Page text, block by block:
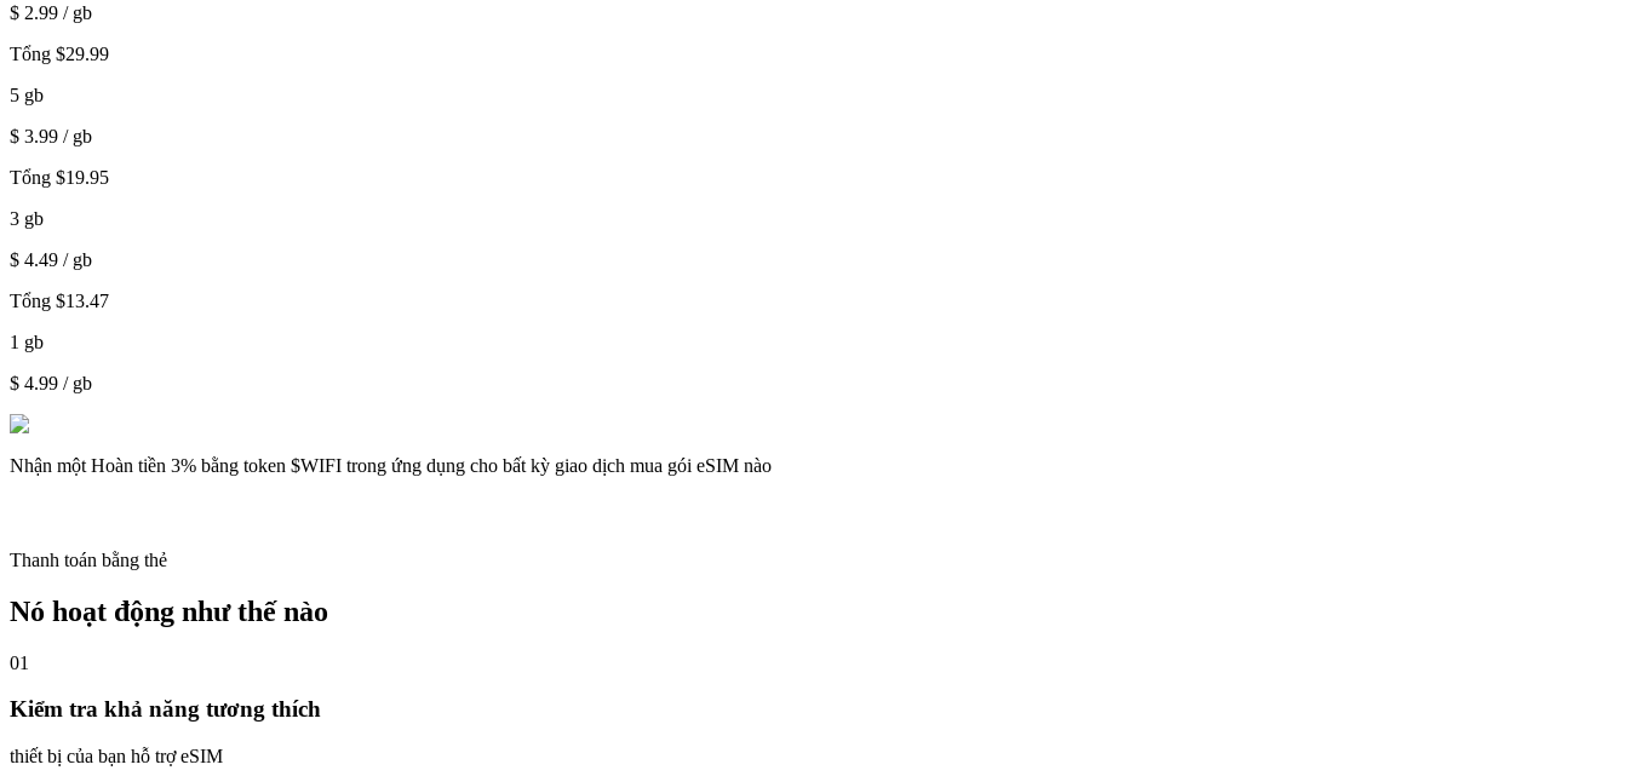
$ 2.99 / gb
Tổng $29.99
5 gb
$ 3.99 / gb
Tổng $19.95
3 gb
$ 4.49 / gb
Tổng $13.47
1 gb
$ 4.99 / gb
Nhận một Hoàn tiền 3% bằng token $WIFI trong ứng dụng cho bất kỳ giao dịch mua gói eSIM nào
Thanh toán bằng thẻ
Nó hoạt động như thế nào
01
Kiểm tra khả năng tương thích
thiết bị của bạn hỗ trợ eSIM